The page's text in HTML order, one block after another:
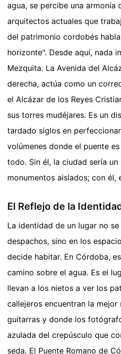
agua, se percibe una armonía
arquitectos actuales que
del patrimonio cordobés
horizonte". Desde aquí, nada
Mezquita. La Avenida del
derecha, actúa como un
el Alcázar de los Reyes
sus torres mudéjares. Es un
tardado siglos en
volúmenes donde el puente
todo. Sin él, la ciudad sería
monumentos aislados; con él,
El Reflejo de la
La identidad de un lugar no
despachos, sino en los
decide habitar. En Córdoba,
camino sobre el agua. Es el
llevan a los nietos a ver los
callejeros encuentran la
guitarras y donde los
azulada del crepúsculo que
seda. El Puente Romano de